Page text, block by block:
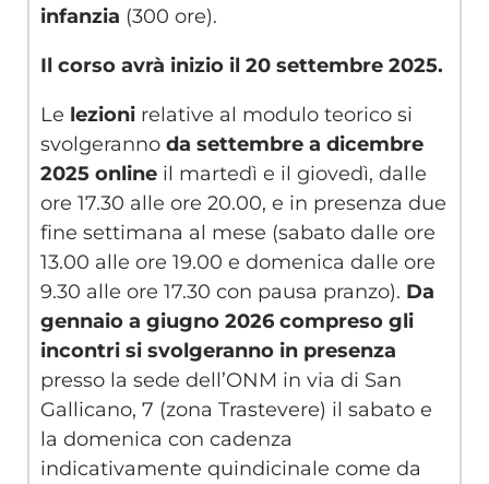
infanzia (300 ore).
Il corso avrà inizio il 20 settembre 2025.
Le lezioni relative al modulo teorico si
svolgeranno da settembre a dicembre
2025 online il martedì e il giovedì, dalle
ore 17.30 alle ore 20.00, e in presenza due
fine settimana al mese (sabato dalle ore
13.00 alle ore 19.00 e domenica dalle ore
9.30 alle ore 17.30 con pausa pranzo). Da
gennaio a giugno 2026 compreso gli
incontri si svolgeranno in presenza
presso la sede dell’ONM in via di San
Gallicano, 7 (zona Trastevere) il sabato e
la domenica con cadenza
indicativamente quindicinale come da